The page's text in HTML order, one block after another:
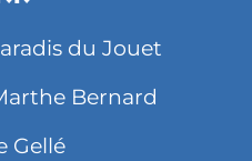
du Jouet
Bernard
Gellé